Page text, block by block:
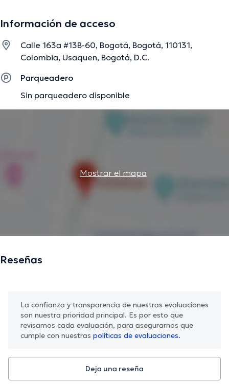
Información de acceso
Calle 163a #13B-60, Bogotá, Bogotá, 110131,
Colombia, Usaquen, Bogotá, D.C.
Parqueadero
Sin parqueadero disponible
Mostrar el mapa
Reseñas
La confianza y transparencia de nuestras evaluaciones
son nuestra prioridad principal. Es por esto que
revisamos cada evaluación, para asegurarnos que
cumple con nuestras políticas de evaluaciones.
Deja una reseña